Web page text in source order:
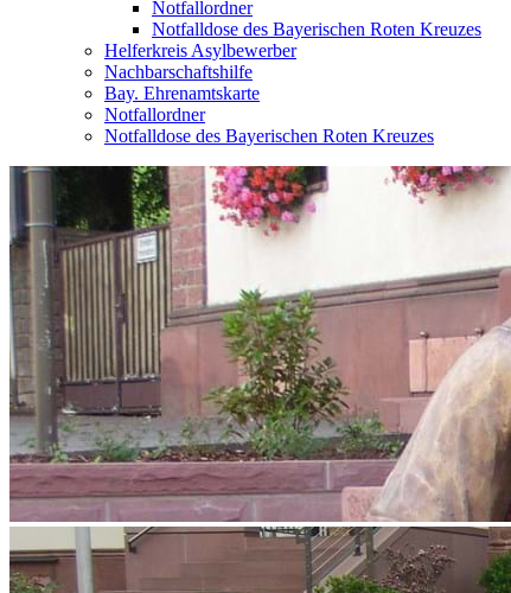
Notfallordner
Notfalldose des Bayerischen Roten Kreuzes
Helferkreis Asylbewerber
Nachbarschaftshilfe
Bay. Ehrenamtskarte
Notfallordner
Notfalldose des Bayerischen Roten Kreuzes